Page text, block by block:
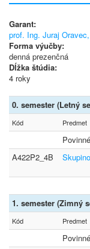
Garant:
prof. Ing. Juraj
Forma výučby:
denná prezenčná
Dĺžka štúdia:
4 roky
0. semester (Letný
Kód Predmet
A422P2_4B
1. semester (Zimný
Kód Predmet